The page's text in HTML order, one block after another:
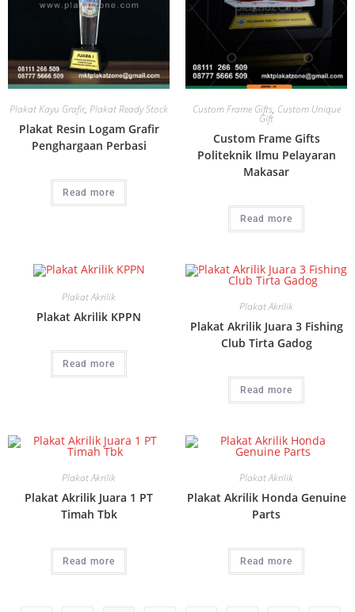
Plakat Kayu Grafir, Plakat Ready Stock
Plakat Resin Logam Grafir
Penghargaan Perbasi
Read more
Custom Frame Gifts, Custom Unique
Gift
Custom Frame Gifts
Politeknik Ilmu Pelayaran
Makasar
Read more
Plakat Akrilik
Plakat Akrilik KPPN
Read more
Plakat Akrilik
Plakat Akrilik Juara 3 Fishing
Club Tirta Gadog
Read more
Plakat Akrilik
Plakat Akrilik Juara 1 PT
Timah Tbk
Read more
Plakat Akrilik
Plakat Akrilik Honda Genuine
Parts
Read more